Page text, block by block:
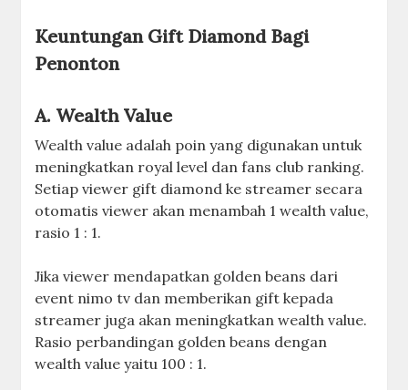
Keuntungan Gift Diamond Bagi
Penonton
A. Wealth Value
Wealth value adalah poin yang digunakan untuk
meningkatkan royal level dan fans club ranking.
Setiap viewer gift diamond ke streamer secara
otomatis viewer akan menambah 1 wealth value,
rasio 1 : 1.
Jika viewer mendapatkan golden beans dari
event nimo tv dan memberikan gift kepada
streamer juga akan meningkatkan wealth value.
Rasio perbandingan golden beans dengan
wealth value yaitu 100 : 1.